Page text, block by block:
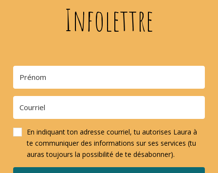
Infolettre
En indiquant ton adresse courriel, tu autorises Laura à
te communiquer des informations sur ses services (tu
auras toujours la possibilité de te désabonner).